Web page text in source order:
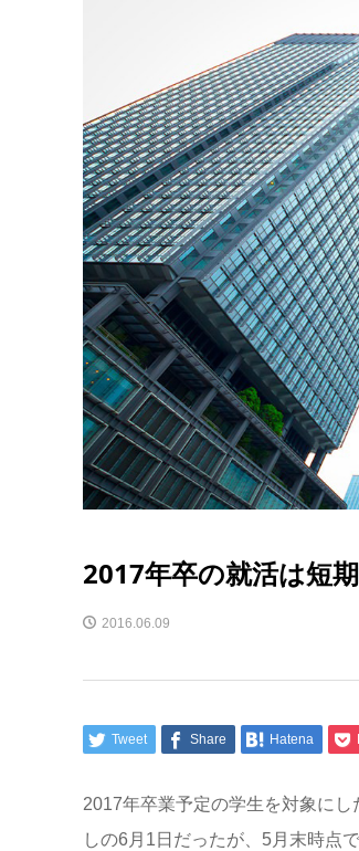
2017年卒の就活は短
2016.06.09
Tweet Share Hatena
2017年卒業予定の学生を対象に
しの6月1日だったが、5月末時点